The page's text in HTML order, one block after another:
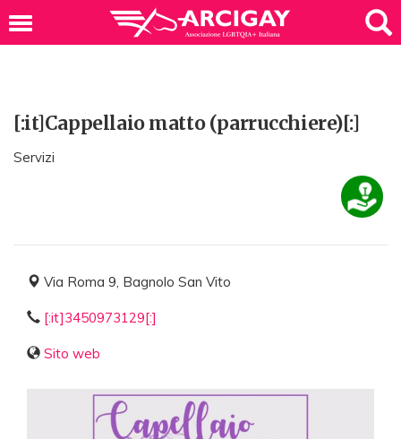
[:it]Cappellaio matto (parrucchiere)[:]
Servizi
Via Roma 9, Bagnolo San Vito
[:it]3450973129[:]
Sito web